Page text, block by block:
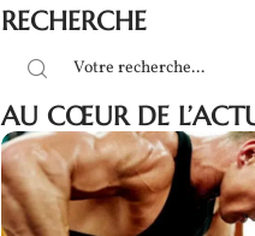
RECHERCHE
AU CŒUR DE